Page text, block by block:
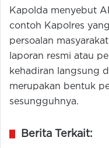
Kapolda menyebut
contoh Kapolres
persoalan
laporan resmi atau
kehadiran langsung
merupakan bentuk
sesungguhnya.
Berita Terkait: